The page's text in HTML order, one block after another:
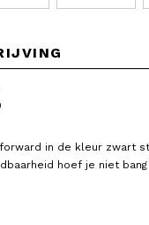
in de kleur zwart
hoef je niet